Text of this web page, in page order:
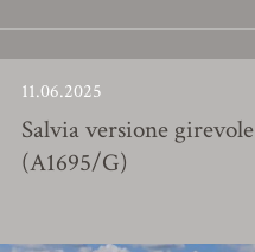
11.06.2025
Salvia versione girevole
(A1695/G)